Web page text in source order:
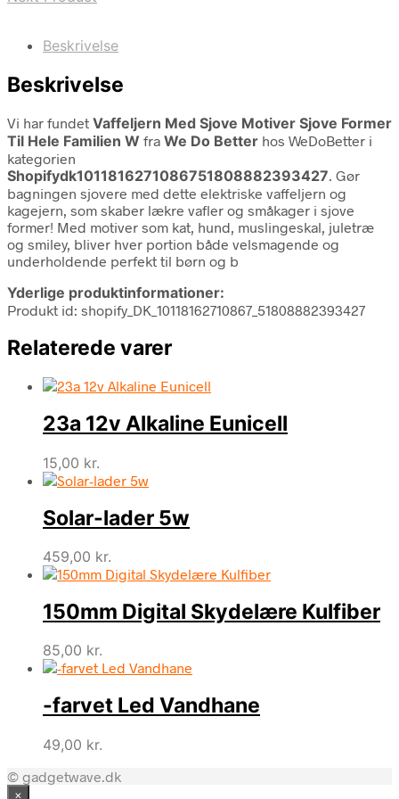
Beskrivelse
Beskrivelse
Vi har fundet Vaffeljern Med Sjove Motiver Sjove Former
Til Hele Familien W fra We Do Better hos WeDoBetter i
kategorien
Shopifydk1011816271086751808882393427. Gør
bagningen sjovere med dette elektriske vaffeljern og
kagejern, som skaber lækre vafler og småkager i sjove
former! Med motiver som kat, hund, muslingeskal, juletræ
og smiley, bliver hver portion både velsmagende og
underholdende perfekt til børn og b
Yderlige produktinformationer:
Produkt id: shopify_DK_10118162710867_51808882393427
Relaterede varer
23a 12v Alkaline Eunicell
15,00 kr.
Solar-lader 5w
459,00 kr.
150mm Digital Skydelære Kulfiber
85,00 kr.
-farvet Led Vandhane
49,00 kr.
© gadgetwave.dk
×